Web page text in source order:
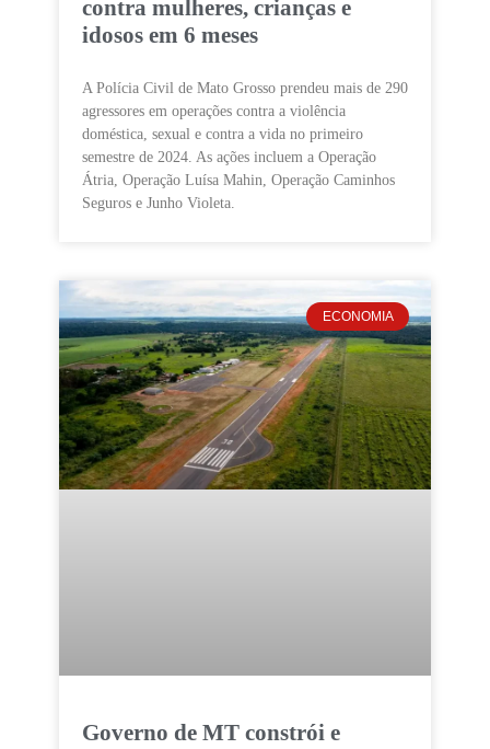
contra mulheres, crianças e
idosos em 6 meses
A Polícia Civil de Mato Grosso prendeu mais de 290
agressores em operações contra a violência
doméstica, sexual e contra a vida no primeiro
semestre de 2024. As ações incluem a Operação
Átria, Operação Luísa Mahin, Operação Caminhos
Seguros e Junho Violeta.
ECONOMIA
Governo de MT constrói e